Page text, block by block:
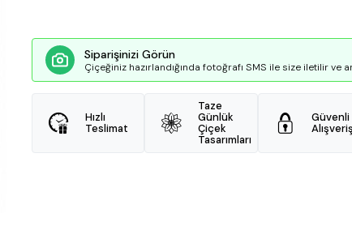
Siparişinizi Görün
Çiçeğiniz hazırlandığında fotoğrafı SMS ile size iletilir ve
Hızlı
Teslimat
Taze
Günlük
Çiçek
Tasarımları
Güvenli
Alışveriş